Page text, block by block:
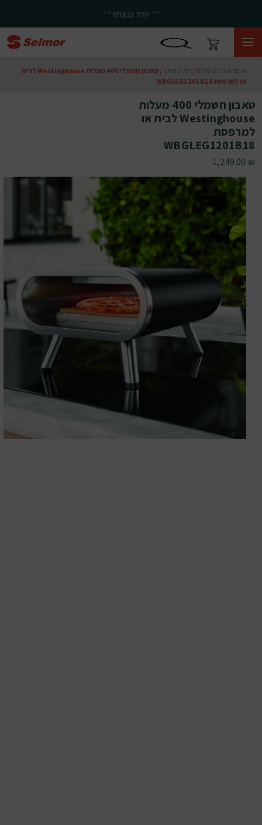
** יחד ננצח! **
עמוד הבית / מטבח / צלייה וטיגון
/ טאבון חשמלי 400 מעלות Westinghouse לבית
או למרפסת WBGLEG1201B18
טאבון חשמלי 400 מעלות
Westinghouse לבית או
למרפסת
WBGLEG1201B18
1,249.00 ₪